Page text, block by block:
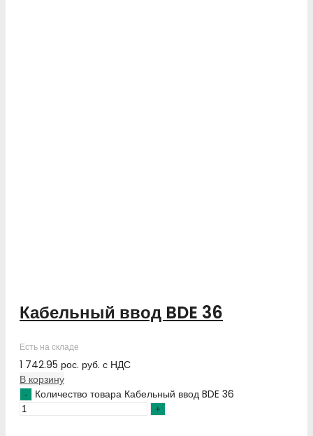
Кабельный ввод BDE 36
Есть на складе
1 742.95 рос. руб. с НДС
В корзину
Количество товара Кабельный ввод BDE 36